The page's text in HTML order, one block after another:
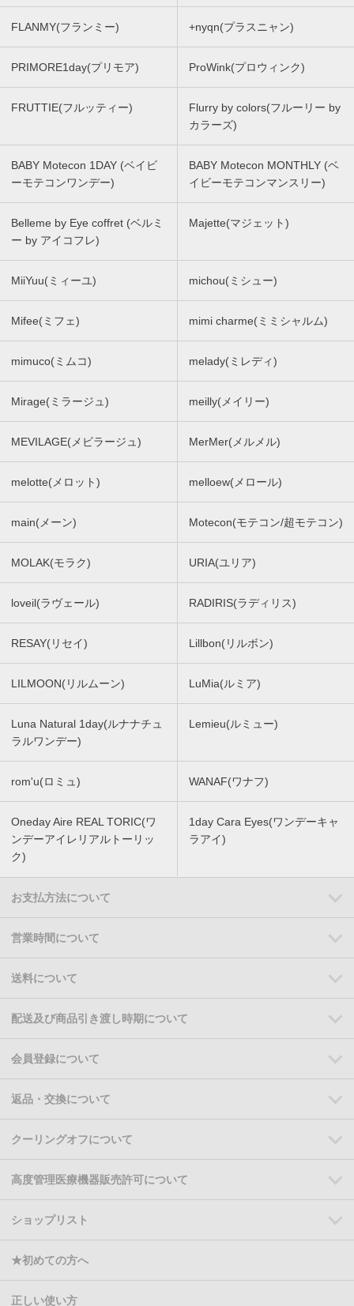
FLANMY(フランミー) +nyqn(プラスニャン)
PRIMORE1day(プリモア) ProWink(プロウィンク)
FRUTTIE(フルッティー)
Flurry by colors(フルーリー by
カラーズ)
BABY Motecon 1DAY (ベイビ
ーモテコンワンデー)
BABY Motecon MONTHLY (ベ
イビーモテコンマンスリー)
Belleme by Eye coffret (ベルミ
ー by アイコフレ)
Majette(マジェット)
MiiYuu(ミィーユ) michou(ミシュー)
Mifee(ミフェ) mimi charme(ミミシャルム)
mimuco(ミムコ) melady(ミレディ)
Mirage(ミラージュ) meilly(メイリー)
MEVILAGE(メビラージュ) MerMer(メルメル)
melotte(メロット) melloew(メロール)
main(メーン) Motecon(モテコン/超モテコン)
MOLAK(モラク) URIA(ユリア)
loveil(ラヴェール) RADIRIS(ラディリス)
RESAY(リセイ) Lillbon(リルボン)
LILMOON(リルムーン) LuMia(ルミア)
Luna Natural 1day(ルナナチュ
ラルワンデー)
Lemieu(ルミュー)
rom'u(ロミュ) WANAF(ワナフ)
Oneday Aire REAL TORIC(ワ
ンデーアイレリアルトーリッ
ク)
1day Cara Eyes(ワンデーキャ
ラアイ)
お支払方法について
営業時間について
送料について
配送及び商品引き渡し時期について
会員登録について
返品・交換について
クーリングオフについて
高度管理医療機器販売許可について
ショップリスト
★初めての方へ
正しい使い方